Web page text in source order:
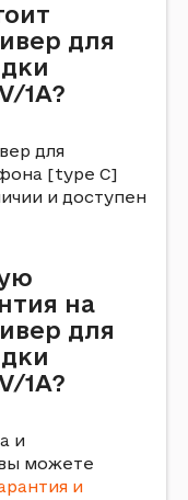
для
1A?
для
[type C]
и доступен
на
для
1A?
и
можете
и